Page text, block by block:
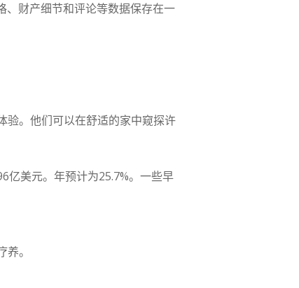
财产细节和评论等数据保存在一
验。他们可以在舒适的家中窥探许
亿美元。年预计为25.7%。一些早
。